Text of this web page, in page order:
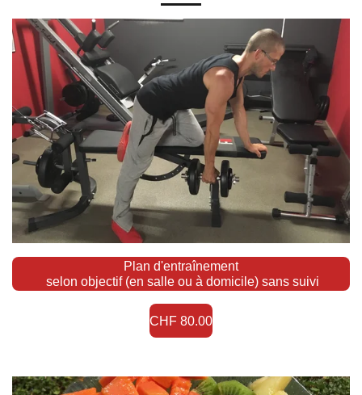
Plan d'entraînement
selon objectif (en salle ou à domicile) sans suivi
CHF 80.00